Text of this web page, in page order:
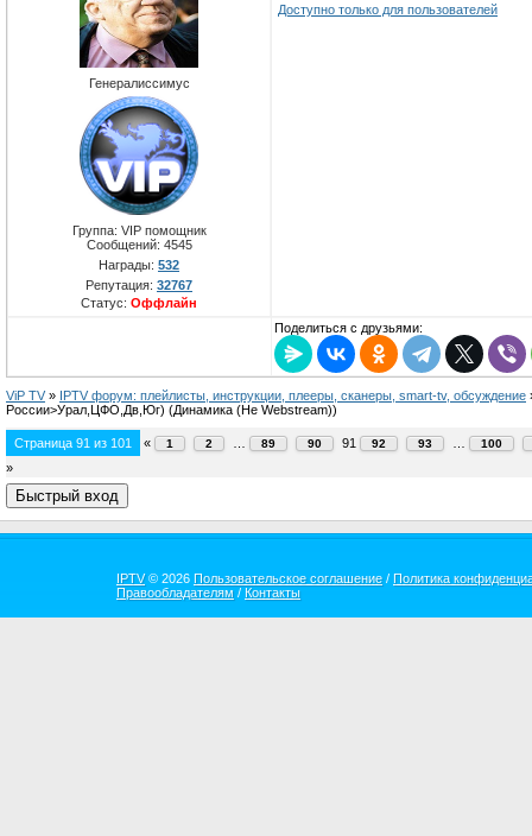
Генералиссимус
Группа: VIP помощник
Сообщений: 4545
Награды: 532
Репутация: 32767
Статус: Оффлайн
Доступно только для пользователей
Поделиться с друзьями:
ViP TV » IPTV форум: плейлисты, инструкции, плееры, сканеры, smart-tv, обсуждение
России>Урал,ЦФО,Дв,Юг) (Динамика (Не Webstream))
Страница 91 из 101 « 1 2 89 90 91 92 93 100
»
IPTV© 2026 Пользовательское соглашение / Политика
Правообладателям / Контакты